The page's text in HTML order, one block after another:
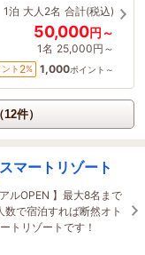
1泊 大人2名 合計(税込)
50,000円～
1名 25,000円～
ト 2% 1,000ポイント～
件）
マートリゾート
ルOPEN 】最大8名まで
で宿泊すれば断然オト
トリゾートです！